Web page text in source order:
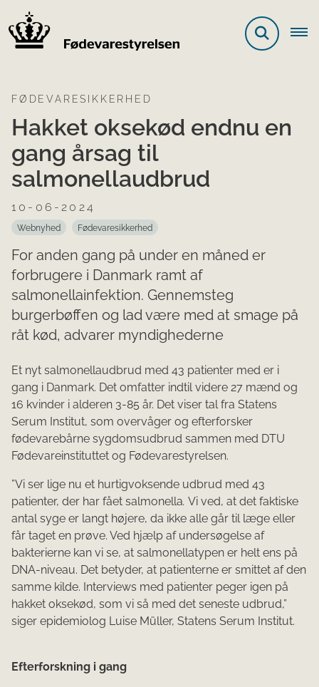
FØDEVARESIKKERHED
Hakket oksekød endnu en
gang årsag til
salmonellaudbrud
10-06-2024
Webnyhed Fødevaresikkerhed
For anden gang på under en måned er
forbrugere i Danmark ramt af
salmonellainfektion. Gennemsteg
burgerbøffen og lad være med at smage på
råt kød, advarer myndighederne
Et nyt salmonellaudbrud med 43 patienter med er i
gang i Danmark. Det omfatter indtil videre 27 mænd og
16 kvinder i alderen 3-85 år. Det viser tal fra Statens
Serum Institut, som overvåger og efterforsker
fødevarebårne sygdomsudbrud sammen med DTU
Fødevareinstituttet og Fødevarestyrelsen.
”Vi ser lige nu et hurtigvoksende udbrud med 43
patienter, der har fået salmonella. Vi ved, at det faktiske
antal syge er langt højere, da ikke alle går til læge eller
får taget en prøve. Ved hjælp af undersøgelse af
bakterierne kan vi se, at salmonellatypen er helt ens på
DNA-niveau. Det betyder, at patienterne er smittet af den
samme kilde. Interviews med patienter peger igen på
hakket oksekød, som vi så med det seneste udbrud,”
siger epidemiolog Luise Müller, Statens Serum Institut.
Efterforskning i gang